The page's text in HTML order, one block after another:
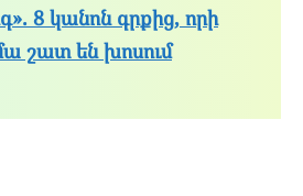
8 կանոն գրքից, որի
շատ են խոսում